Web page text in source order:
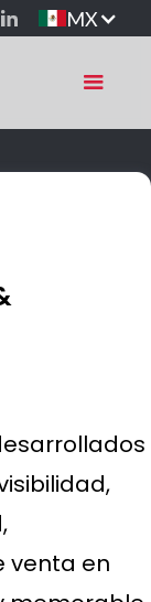
MX
venta en